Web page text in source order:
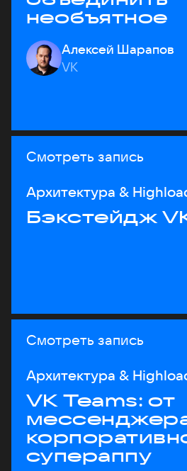
необъятное
Алексей Шарапов
VK
Смотреть запись
Архитектура &
Бэкстейдж
Смотреть запись
Архитектура &
VK Teams: от
супераппу